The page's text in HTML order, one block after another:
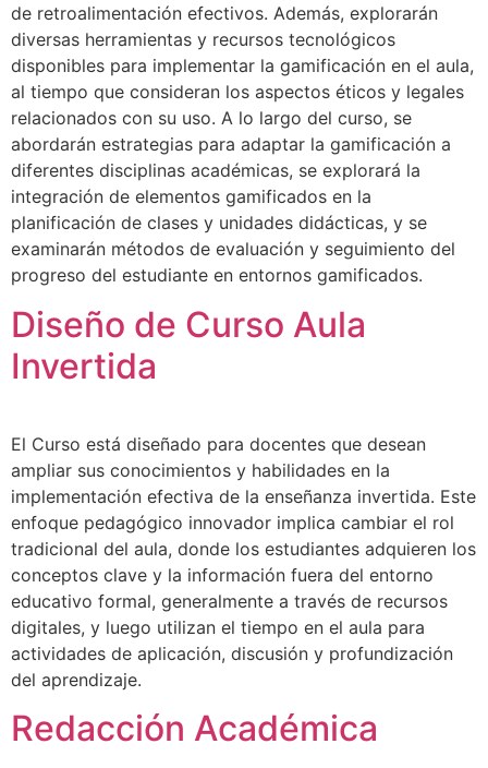
de retroalimentación efectivos. Además, explorarán
diversas herramientas y recursos tecnológicos
disponibles para implementar la gamificación en el aula,
al tiempo que consideran los aspectos éticos y legales
relacionados con su uso. A lo largo del curso, se
abordarán estrategias para adaptar la gamificación a
diferentes disciplinas académicas, se explorará la
integración de elementos gamificados en la
planificación de clases y unidades didácticas, y se
examinarán métodos de evaluación y seguimiento del
progreso del estudiante en entornos gamificados.
Diseño de Curso Aula
Invertida
El Curso está diseñado para docentes que desean
ampliar sus conocimientos y habilidades en la
implementación efectiva de la enseñanza invertida. Este
enfoque pedagógico innovador implica cambiar el rol
tradicional del aula, donde los estudiantes adquieren los
conceptos clave y la información fuera del entorno
educativo formal, generalmente a través de recursos
digitales, y luego utilizan el tiempo en el aula para
actividades de aplicación, discusión y profundización
del aprendizaje.
Redacción Académica